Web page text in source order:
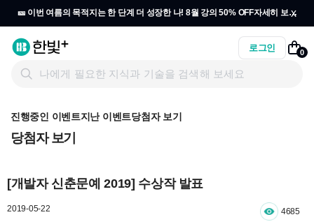
🎫 이번 여름의 목적지는 한 단계 더 성장한 나! 8월 강의 50% OFF자세히 보기
x
로그인 0
진행중인 이벤트지난 이벤트당첨자 보기
당첨자 보기
[개발자 신춘문예 2019] 수상작 발표
2019-05-22 4685